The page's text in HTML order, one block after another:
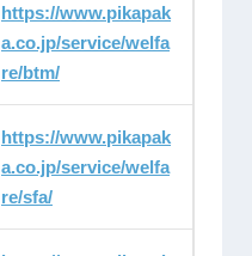
https://www.pikapak
a.co.jp/service/welfa
re/btm/
https://www.pikapak
a.co.jp/service/welfa
re/sfa/